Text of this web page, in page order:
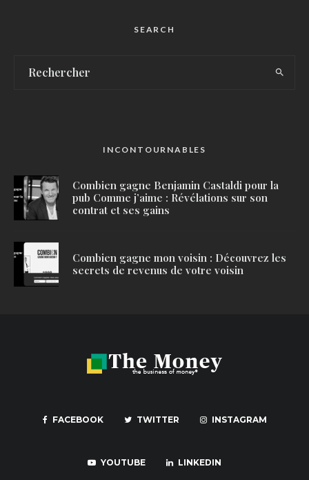
SEARCH
INCONTOURNABLES
Combien gagne Benjamin Castaldi pour la
pub Comme j’aime : Révélations sur son
contrat et ses gains
Combien gagne mon voisin : Découvrez les
secrets de revenus de votre voisin
FACEBOOK TWITTER INSTAGRAM
YOUTUBE LINKEDIN